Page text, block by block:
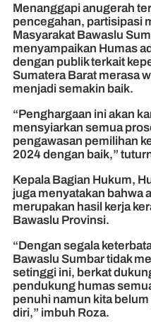
Menanggapi anugerah
pencegahan, partisipasi
Masyarakat Bawaslu
menyampaikan Humas
dengan publik terkait
Sumatera Barat merasa
menjadi semakin baik.
“Penghargaan ini akan
mensyiarkan semua
pengawasan pemilihan
2024 dengan baik,”
Kepala Bagian Hukum,
juga menyatakan bahwa
merupakan hasil kerja
Bawaslu Provinsi.
“Dengan segala
Bawaslu Sumbar tidak
setinggi ini, berkat
pendukung humas
penuhi namun kita
diri,” imbuh Roza.